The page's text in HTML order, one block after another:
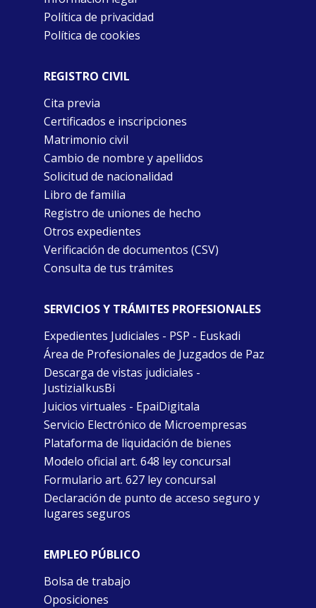
Política de privacidad
Política de cookies
REGISTRO CIVIL
Cita previa
Certificados e inscripciones
Matrimonio civil
Cambio de nombre y apellidos
Solicitud de nacionalidad
Libro de familia
Registro de uniones de hecho
Otros expedientes
Verificación de documentos (CSV)
Consulta de tus trámites
SERVICIOS Y TRÁMITES PROFESIONALES
Expedientes Judiciales - PSP - Euskadi
Área de Profesionales de Juzgados de Paz
Descarga de vistas judiciales -
JustiziaIkusBi
Juicios virtuales - EpaiDigitala
Servicio Electrónico de Microempresas
Plataforma de liquidación de bienes
Modelo oficial art. 648 ley concursal
Formulario art. 627 ley concursal
Declaración de punto de acceso seguro y
lugares seguros
EMPLEO PÚBLICO
Bolsa de trabajo
Oposiciones